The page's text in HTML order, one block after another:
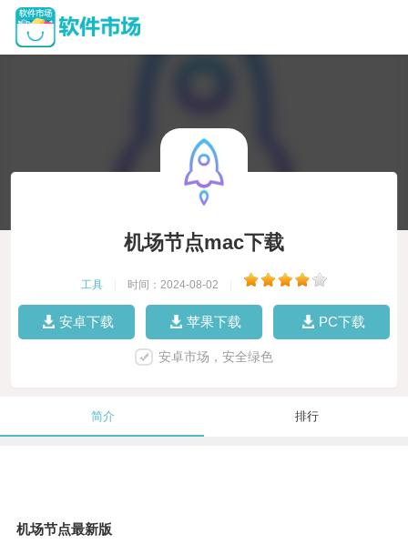
机场节点mac下载
工具 时间：2024-08-02
安卓下载 苹果下载 PC下载
安卓市场，安全绿色
简介 排行
机场节点最新版